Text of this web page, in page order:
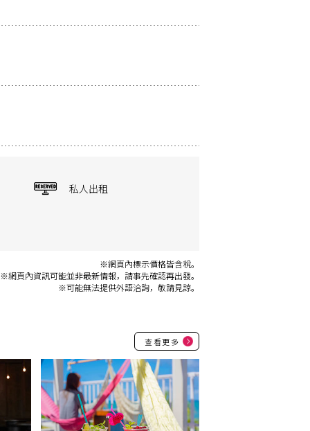
私人出租
※網頁內標示價格皆含稅。
※網頁內資訊可能並非最新情報，請事先確認再出發。
※可能無法提供外語洽詢，敬請見諒。
查看更多